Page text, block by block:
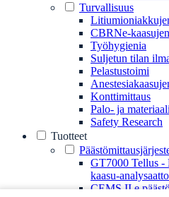
Turvallisuus
CBRNe-
Työhygienia
Suljetun tilan
Pelastustoimi
Konttimittaus
Palo- ja
Safety Research
Tuotteet
GT7000 Tellus -
kaasu-
CEMS II e